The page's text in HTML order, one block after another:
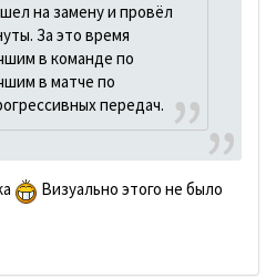
на замену и провёл
За это время
в команде по
в матче по
передач.
Визуально этого не было